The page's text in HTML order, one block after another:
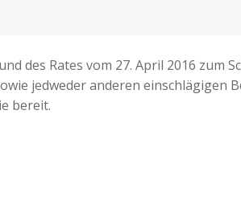
des Rates vom 27. April 2016 zum
jedweder anderen einschlägigen
bereit.